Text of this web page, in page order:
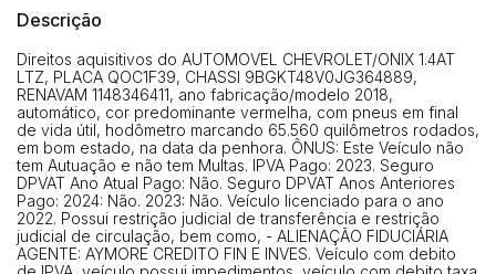
Descrição
Direitos aquisitivos do AUTOMOVEL CHEVROLET/ONIX 1.4AT
LTZ, PLACA QOC1F39, CHASSI 9BGKT48V0JG364889,
RENAVAM 1148346411, ano fabricação/modelo 2018,
automático, cor predominante vermelha, com pneus em final
de vida útil, hodômetro marcando 65.560 quilômetros rodados,
em bom estado, na data da penhora. ÔNUS: Este Veículo não
tem Autuação e não tem Multas. IPVA Pago: 2023. Seguro
DPVAT Ano Atual Pago: Não. Seguro DPVAT Anos Anteriores
Pago: 2024: Não. 2023: Não. Veículo licenciado para o ano
2022. Possui restrição judicial de transferência e restrição
judicial de circulação, bem como, - ALIENAÇÃO FIDUCIÁRIA
AGENTE: AYMORE CREDITO FIN E INVES. Veículo com debito